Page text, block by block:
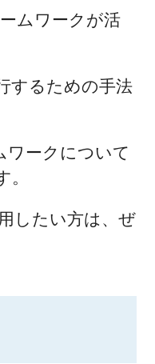
ムワークが活
するための手法
ワークについて
したい方は、ぜ